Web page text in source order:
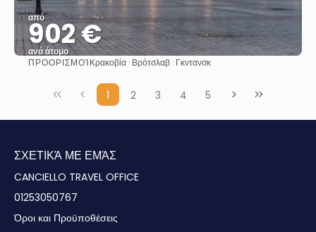
από
902 €
ανά άτομο
Βλέπω
ΠΡΟΟΡΙΣΜΟΊΚρακοβία · Βρότσλαβ · Γκντανσκ
1 2 3 4 5
ΣΧΕΤΙΚΆ ΜΕ ΕΜΆΣ
CANCIELLO TRAVEL OFFICE
01253050767
Όροι και Προϋποθέσεις